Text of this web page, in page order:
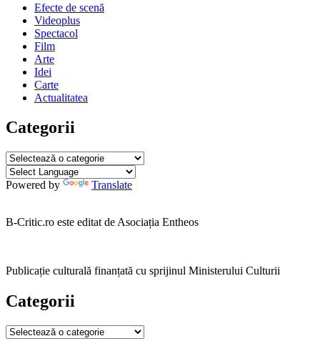
Efecte de scenă
Videoplus
Spectacol
Film
Arte
Idei
Carte
Actualitatea
Categorii
Categorii
Powered by Translate
B-Critic.ro este editat de Asociația Entheos
Publicație culturală finanțată cu sprijinul Ministerului Culturii
Categorii
Categorii